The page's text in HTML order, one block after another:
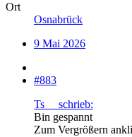
Ort
Osnabrück
9 Mai 2026
#883
Ts__ schrieb:
Bin gespannt
Zum Vergrößern